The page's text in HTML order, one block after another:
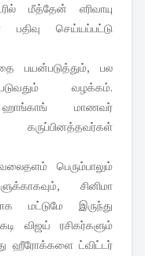
மீத்தேன் எரிவாயு
செய்யப்பட்டு
பயன்படுத்தும், பல
வழக்கம்.
ஹாங்காங் மாணவர்
பெரும்பாலும்
சினிமா
மட்டுமே இருந்து
விஜய் ரசிகர்களும்
ஹீரோக்களை ட்விட்டர்